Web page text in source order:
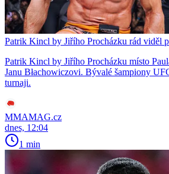
Patrik Kincl by Jiřího Procházku rád viděl
Patrik Kincl by Jiřího Procházku místo
Janu Błachowiczovi. Bývalé šampiony
turnaji.
MMAMAG.cz
dnes, 12:04
1 min